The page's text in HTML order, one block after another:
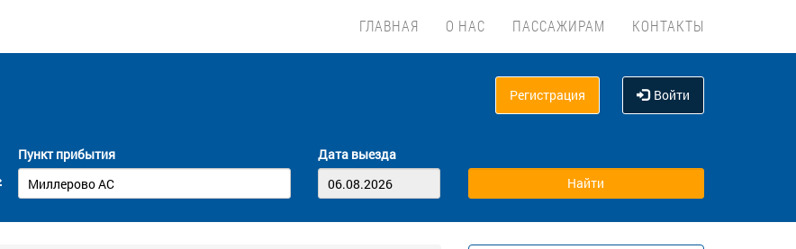
ГЛАВНАЯ О НАС ПАССАЖИРАМ КОНТАКТЫ
Регистрация Войти
Пункт прибытия Дата выезда